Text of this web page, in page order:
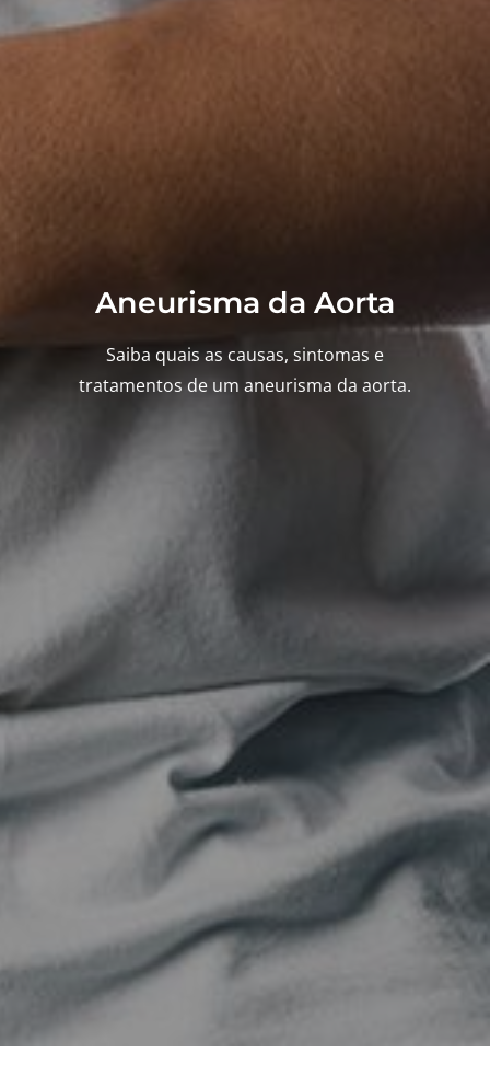
Aneurisma da Aorta
Saiba quais as causas, sintomas e
tratamentos de um aneurisma da aorta.